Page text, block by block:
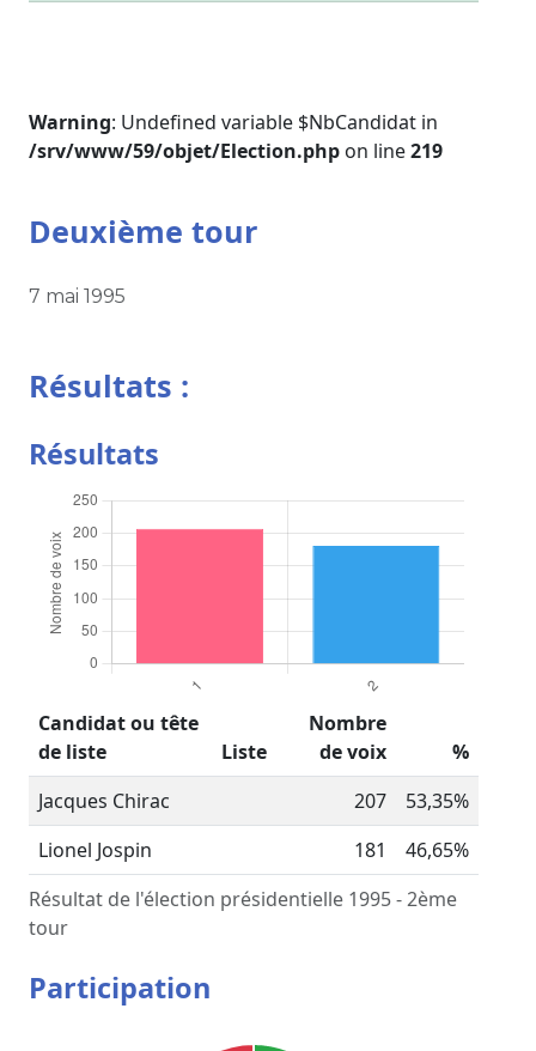
Warning: Undefined variable $NbCandidat in
/srv/www/59/objet/Election.php on line219
Deuxième tour
7 mai 1995
Résultats :
Résultats
Résultat de l'élection présidentielle 1995 - 2ème
tour
Candidat ou tête
de liste
Liste
Nombre
de voix
%
Jacques Chirac
207
53,35%
Lionel Jospin
181 46,65%
Participation